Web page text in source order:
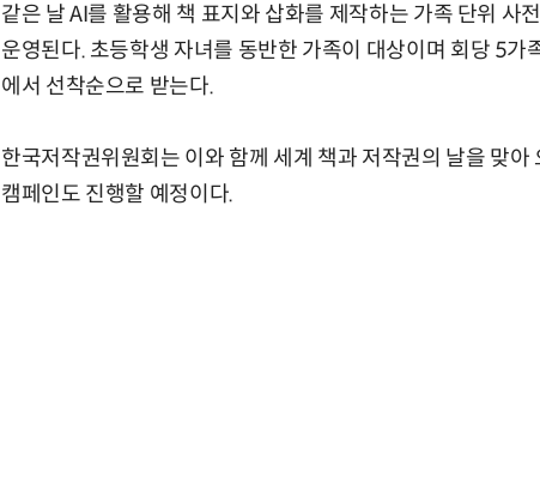
같은 날 AI를 활용해 책 표지와 삽화를 제작하는 가족 단위 사
운영된다. 초등학생 자녀를 동반한 가족이 대상이며 회당 5가
에서 선착순으로 받는다.
한국저작권위원회는 이와 함께 세계 책과 저작권의 날을 맞
캠페인도 진행할 예정이다.